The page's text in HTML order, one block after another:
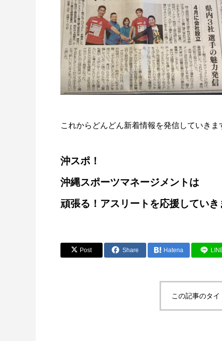
これからどんどん新着情報を発信していきま
沖スポ！
沖縄スポーツマネージメントは
頑張る！アスリートを応援していき
Post Share Hatena
この記事のタ